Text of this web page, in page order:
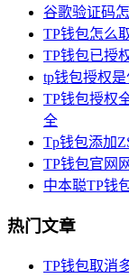
谷歌验证码
TP钱包怎么
TP钱包已授
tp钱包授权
TP钱包授权
全
Tp钱包添加
TP钱包官网
中本聪TP钱
热门文章
TP钱包取消